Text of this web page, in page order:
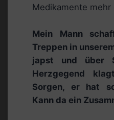
Medikamente
Mein Mann
Treppen in
japst und über
Herzgegend
Sorgen, er hat
Kann da ein